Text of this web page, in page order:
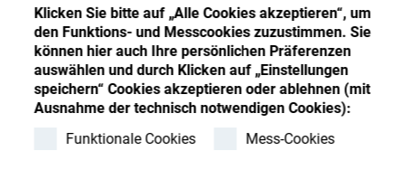
Klicken Sie bitte auf „Alle Cookies akzeptieren“, um
den Funktions- und Messcookies zuzustimmen. Sie
können hier auch Ihre persönlichen Präferenzen
auswählen und durch Klicken auf „Einstellungen
speichern“ Cookies akzeptieren oder ablehnen (mit
Ausnahme der technisch notwendigen Cookies):
Funktionale Cookies
Mess-Cookies
Kontakt